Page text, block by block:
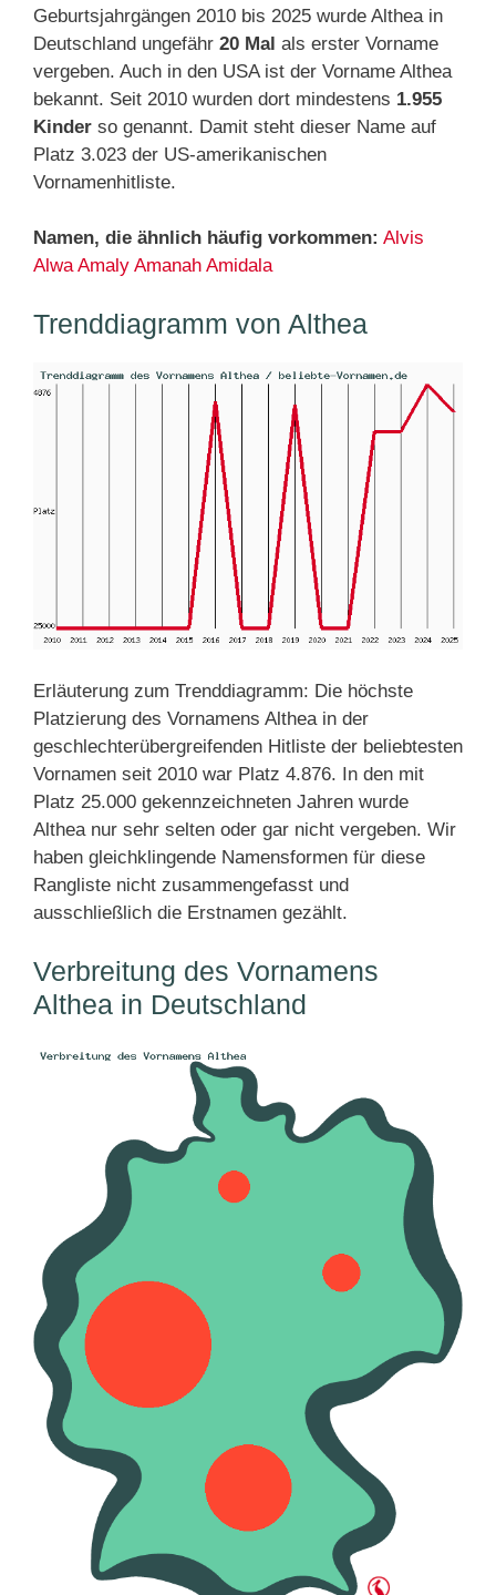
Geburtsjahrgängen 2010 bis 2025 wurde Althea in
Deutschland ungefähr 20 Mal als erster Vorname
vergeben. Auch in den USA ist der Vorname Althea
bekannt. Seit 2010 wurden dort mindestens 1.955
Kinder so genannt. Damit steht dieser Name auf
Platz 3.023 der US-amerikanischen
Vornamenhitliste.
Namen, die ähnlich häufig vorkommen: Alvis
Alwa Amaly Amanah Amidala
Trenddiagramm von Althea
Erläuterung zum Trenddiagramm: Die höchste
Platzierung des Vornamens Althea in der
geschlechterübergreifenden Hitliste der beliebtesten
Vornamen seit 2010 war Platz 4.876. In den mit
Platz 25.000 gekennzeichneten Jahren wurde
Althea nur sehr selten oder gar nicht vergeben. Wir
haben gleichklingende Namensformen für diese
Rangliste nicht zusammengefasst und
ausschließlich die Erstnamen gezählt.
Verbreitung des Vornamens
Althea in Deutschland